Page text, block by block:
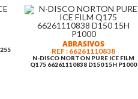
ABRASIVOS
REF : 66261110838
N-DISCO NORTON PURE ICE FILM
Q175 66261110838 D150 15H P1000